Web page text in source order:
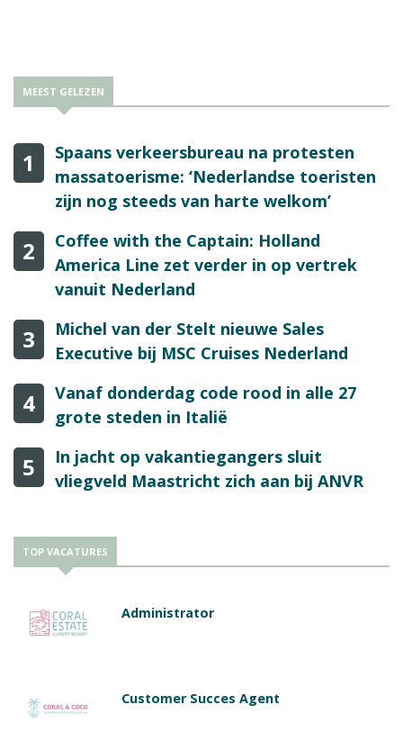
MEEST GELEZEN
1
Spaans verkeersbureau na protesten
massatoerisme: ‘Nederlandse toeristen
zijn nog steeds van harte welkom’
2
Coffee with the Captain: Holland
America Line zet verder in op vertrek
vanuit Nederland
3
Michel van der Stelt nieuwe Sales
Executive bij MSC Cruises Nederland
4
Vanaf donderdag code rood in alle 27
grote steden in Italië
5
In jacht op vakantiegangers sluit
vliegveld Maastricht zich aan bij ANVR
TOP VACATURES
Administrator
Customer Succes Agent